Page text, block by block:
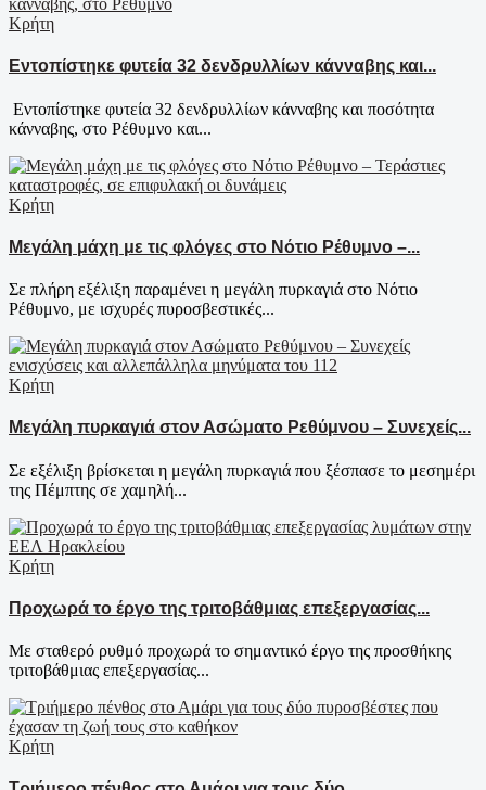
Κρήτη
Εντοπίστηκε φυτεία 32 δενδρυλλίων κάνναβης και...
Εντοπίστηκε φυτεία 32 δενδρυλλίων κάνναβης και ποσότητα
κάνναβης, στο Ρέθυμνο και...
Κρήτη
Μεγάλη μάχη με τις φλόγες στο Νότιο Ρέθυμνο –...
Σε πλήρη εξέλιξη παραμένει η μεγάλη πυρκαγιά στο Νότιο
Ρέθυμνο, με ισχυρές πυροσβεστικές...
Κρήτη
Μεγάλη πυρκαγιά στον Ασώματο Ρεθύμνου – Συνεχείς...
Σε εξέλιξη βρίσκεται η μεγάλη πυρκαγιά που ξέσπασε το μεσημέρι
της Πέμπτης σε χαμηλή...
Κρήτη
Προχωρά το έργο της τριτοβάθμιας επεξεργασίας...
Με σταθερό ρυθμό προχωρά το σημαντικό έργο της προσθήκης
τριτοβάθμιας επεξεργασίας...
Κρήτη